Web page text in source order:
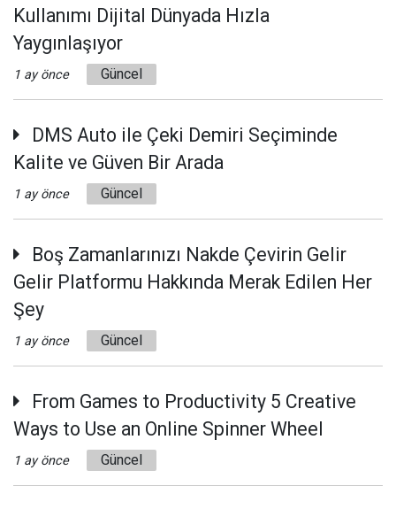
Kullanımı Dijital Dünyada Hızla
Yaygınlaşıyor
1 ay önce Güncel
DMS Auto ile Çeki Demiri Seçiminde
Kalite ve Güven Bir Arada
1 ay önce Güncel
Boş Zamanlarınızı Nakde Çevirin Gelir
Gelir Platformu Hakkında Merak Edilen Her
Şey
1 ay önce Güncel
From Games to Productivity 5 Creative
Ways to Use an Online Spinner Wheel
1 ay önce Güncel